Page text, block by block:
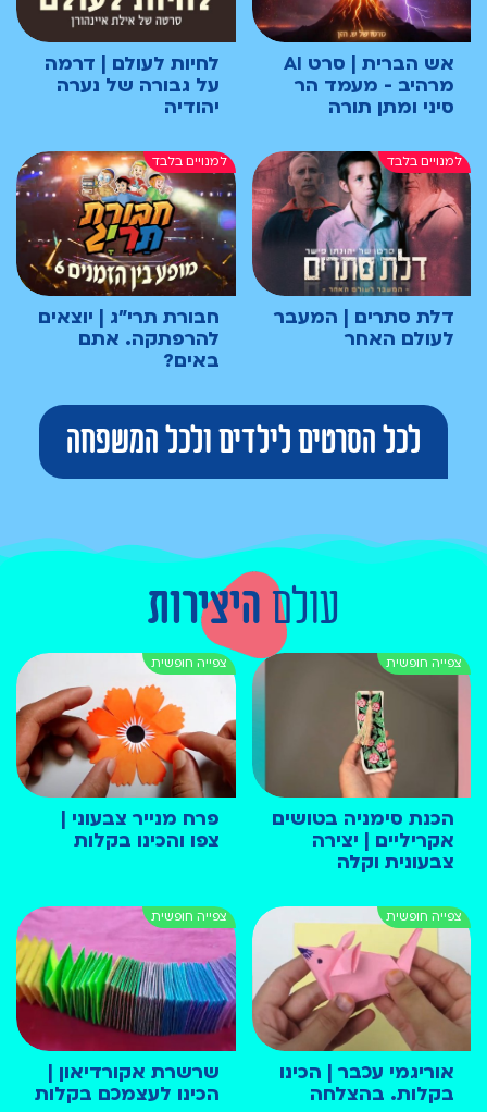
אש הברית | סרט AI
מרהיב - מעמד הר
סיני ומתן תורה
לחיות לעולם | דרמה
על גבורה של נערה
יהודיה
דלת סתרים | המעבר
לעולם האחר
חבורת תרי"ג | יוצאים
להרפתקה. אתם
באים?
לכל הסרטים לילדים ולכל המשפחה
עולם היצירות
הכנת סימניה בטושים
אקריליים | יצירה
צבעונית וקלה
פרח מנייר צבעוני |
צפו והכינו בקלות
אוריגמי עכבר | הכינו
בקלות. בהצלחה
שרשרת אקורדיאון |
הכינו לעצמכם בקלות